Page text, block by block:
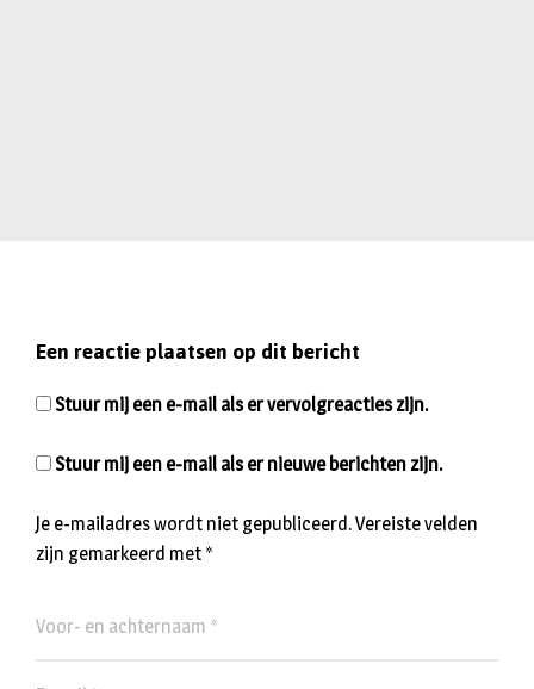
Een reactie plaatsen op dit bericht
Je e-mailadres wordt niet gepubliceerd.Vereiste velden
zijn gemarkeerd met *
Stuur mij een e-mail als er vervolgreacties zijn.
Stuur mij een e-mail als er nieuwe berichten zijn.